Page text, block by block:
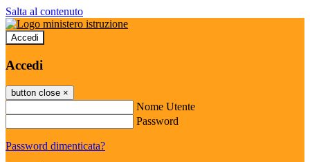
Salta al contenuto
Accedi
Accedi
button close ×
Nome Utente
Password
Password dimenticata?